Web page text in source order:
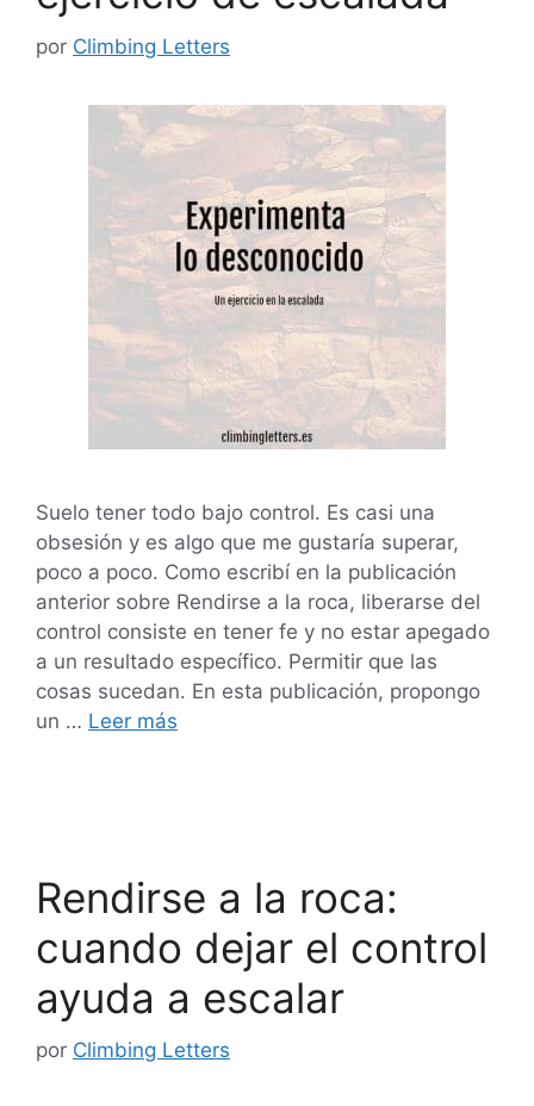
por Climbing Letters
Suelo ​​tener todo bajo control. Es casi una
obsesión y es algo que me gustaría superar,
poco a poco. Como escribí en la publicación
anterior sobre Rendirse a la roca, liberarse del
control consiste en tener fe y no estar apegado
a un resultado específico. Permitir que las
cosas sucedan. En esta publicación, propongo
un … Leer más
Rendirse a la roca:
cuando dejar el control
ayuda a escalar
por Climbing Letters